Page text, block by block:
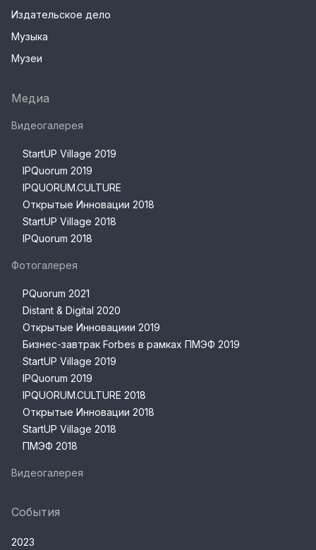
Издательское дело
Музыка
Музеи
Медиа
Видеогалерея
StartUP Village 2019
IPQuorum 2019
IPQUORUM.CULTURE
Открытые Инновации 2018
StartUP Village 2018
IPQuorum 2018
Фотогалерея
PQuorum 2021
Distant & Digital 2020
Открытые Инновациии 2019
Бизнес-завтрак Forbes в рамках ПМЭФ 2019
StartUP Village 2019
IPQuorum 2019
IPQUORUM.CULTURE 2018
Открытые Инновации 2018
StartUP Village 2018
ПМЭФ 2018
Видеогалерея
События
2023